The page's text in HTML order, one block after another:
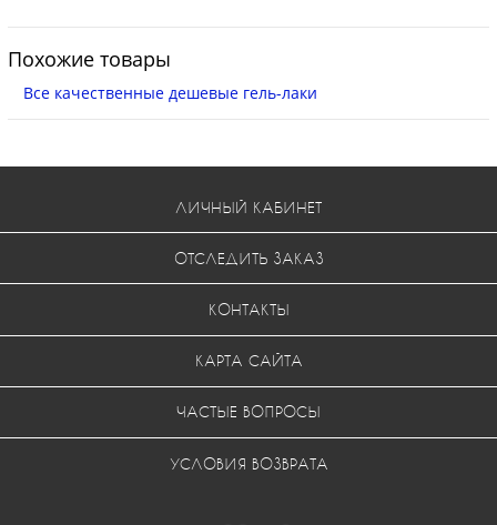
Похожие товары
Все качественные дешевые гель-лаки
ЛИЧНЫЙ КАБИНЕТ
ОТСЛЕДИТЬ ЗАКАЗ
КОНТАКТЫ
КАРТА САЙТА
ЧАСТЫЕ ВОПРОСЫ
УСЛОВИЯ ВОЗВРАТА